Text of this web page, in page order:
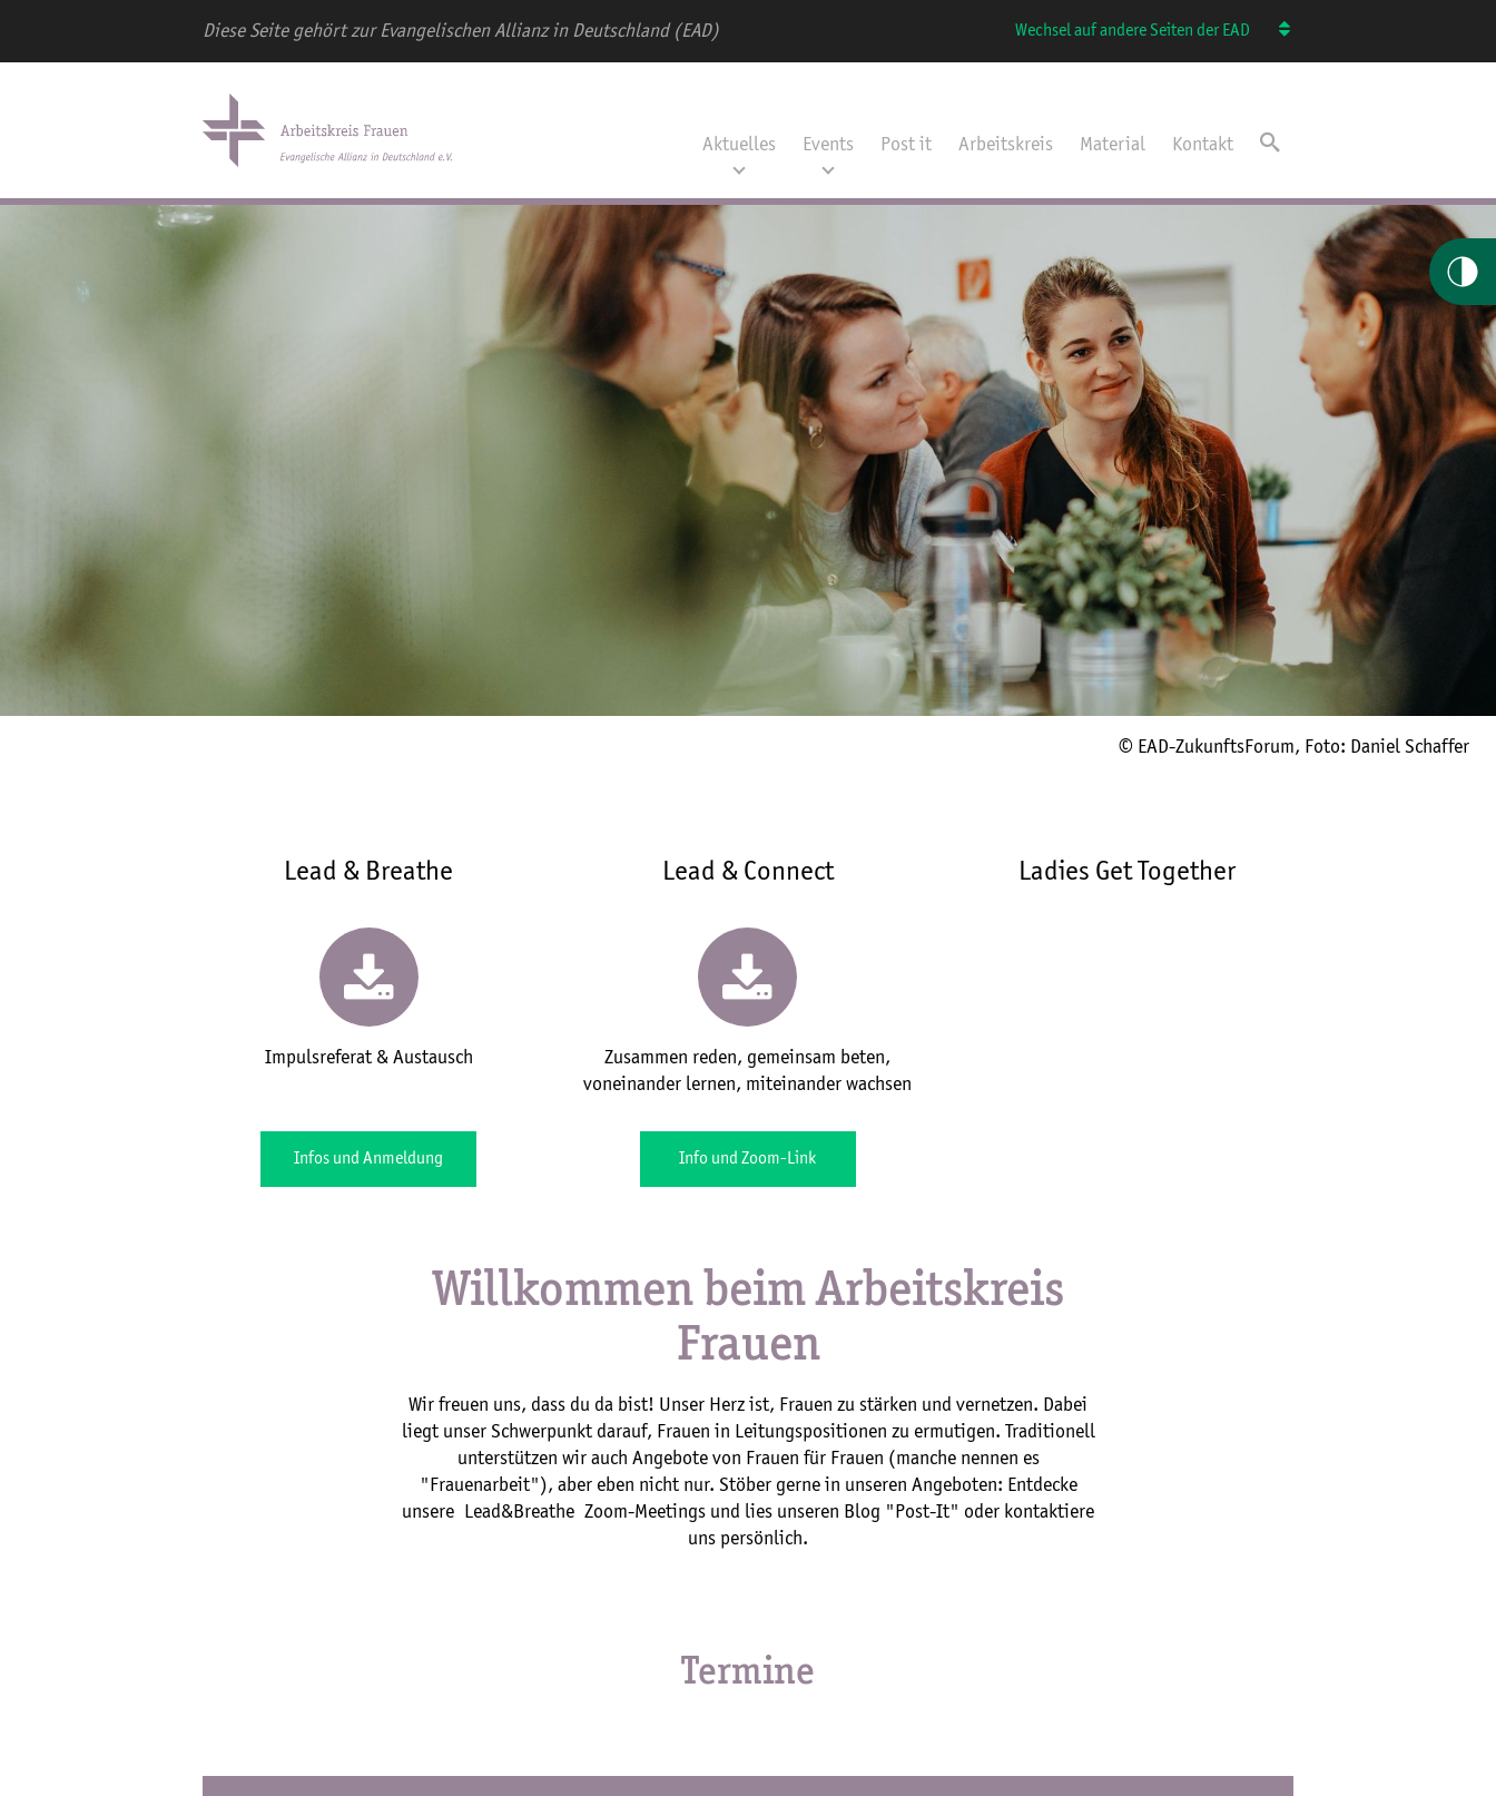
Diese Seite gehört zur Evangelischen Allianz in Deutschland (EAD) Wechsel auf andere Seiten der EAD
Aktuelles Events Post it Arbeitskreis Material Kontakt
© EAD-ZukunftsForum, Foto: Daniel Schaffer
Lead & Breathe
Impulsreferat & Austausch
Infos und Anmeldung
Lead & Connect
Zusammen reden, gemeinsam beten,
voneinander lernen, miteinander wachsen
Info und Zoom-Link
Ladies Get Together
Willkommen beim Arbeitskreis
Frauen
Wir freuen uns, dass du da bist! Unser Herz ist, Frauen zu stärken und vernetzen. Dabei
liegt unser Schwerpunkt darauf, Frauen in Leitungspositionen zu ermutigen. Traditionell
unterstützen wir auch Angebote von Frauen für Frauen (manche nennen es
"Frauenarbeit"), aber eben nicht nur. Stöber gerne in unseren Angeboten: Entdecke
unsere Lead&Breathe Zoom-Meetings und lies unseren Blog "Post-It" oder kontaktiere
uns persönlich.
Termine